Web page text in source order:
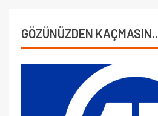
GÖZÜNÜZDEN KAÇMASIN..